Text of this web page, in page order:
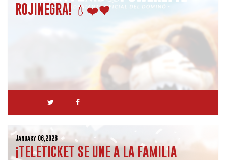
ROJINEGRA! 💧❤️🖤
January 06,2026
¡TELETICKET SE UNE A LA FAMILIA